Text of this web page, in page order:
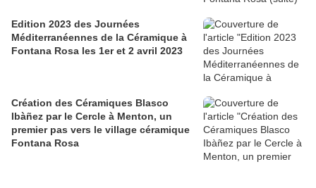
Edition 2023 des Journées
Méditerranéennes de la Céramique à
Fontana Rosa les 1er et 2 avril 2023
Création des Céramiques Blasco
Ibàñez par le Cercle à Menton, un
premier pas vers le village céramique
Fontana Rosa